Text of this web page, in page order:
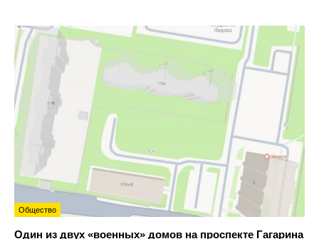
Общество
Один из двух «военных» домов на проспекте Гагарина